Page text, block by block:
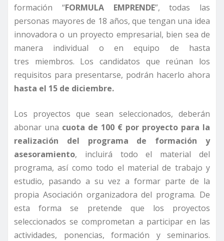
formación “FORMULA EMPRENDE”, todas las
personas mayores de 18 años, que tengan una idea
innovadora o un proyecto empresarial, bien sea de
manera individual o en equipo de hasta
tres miembros. Los candidatos que reúnan los
requisitos para presentarse, podrán hacerlo ahora
hasta el 15 de diciembre.
Los proyectos que sean seleccionados, deberán
abonar una cuota de 100 € por proyecto para la
realización del programa de formación y
asesoramiento, incluirá todo el material del
programa, así como todo el material de trabajo y
estudio, pasando a su vez a formar parte de la
propia Asociación organizadora del programa. De
esta forma se pretende que los proyectos
seleccionados se comprometan a participar en las
actividades, ponencias, formación y seminarios.